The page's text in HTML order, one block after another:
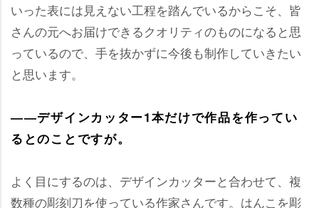
いった表には見えない工程を踏んでいるからこそ、皆
さんの元へお届けできるクオリティのものになると思
っているので、手を抜かずに今後も制作していきたい
と思います。
――デザインカッター1本だけで作品を作ってい
るとのことですが。
よく目にするのは、デザインカッターと合わせて、複
数種の彫刻刀を使っている作家さんです。はんこを彫